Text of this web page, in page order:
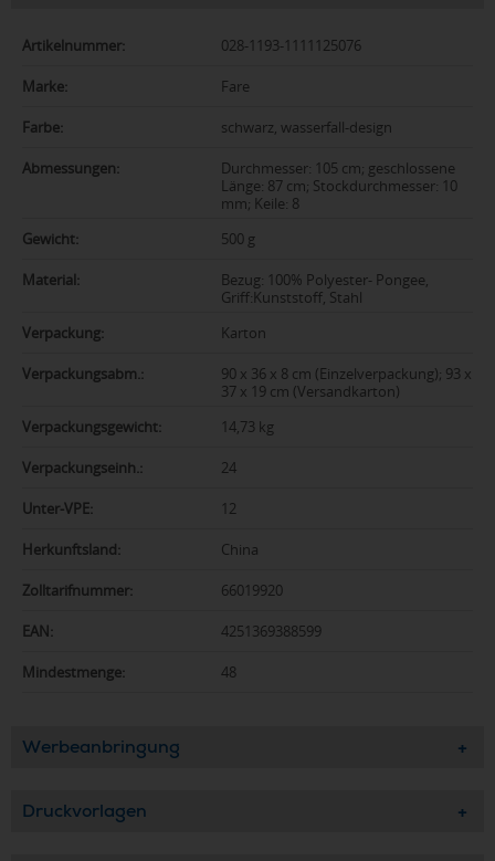
Artikelnummer: 028-1193-1111125076
Marke: Fare
Farbe: schwarz, wasserfall-design
Abmessungen:
Durchmesser: 105 cm; geschlossene
Länge: 87 cm; Stockdurchmesser: 10
mm; Keile: 8
Gewicht:
500 g
Material:
Bezug: 100% Polyester- Pongee,
Griff:Kunststoff, Stahl
Verpackung:
Karton
Verpackungsabm.:
90 x 36 x 8 cm (Einzelverpackung); 93 x
37 x 19 cm (Versandkarton)
Verpackungsgewicht:
14,73 kg
Verpackungseinh.: 24
Unter-VPE: 12
Herkunftsland: China
Zolltarifnummer: 66019920
EAN: 4251369388599
Mindestmenge: 48
Werbeanbringung
Druckvorlagen